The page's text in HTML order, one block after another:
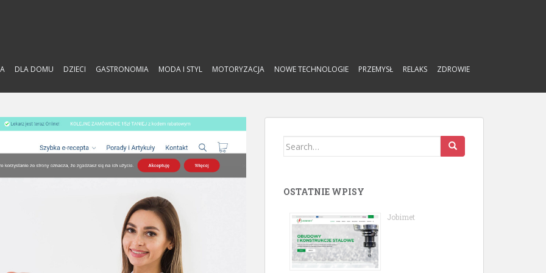
DLA DOMU DZIECI GASTRONOMIA MODA I STYL MOTORYZACJA NOWE TECHNOLOGIE PRZEMYSŁ RELAKS ZDROWIE
Search
OSTATNIE WPISY
Jobimet